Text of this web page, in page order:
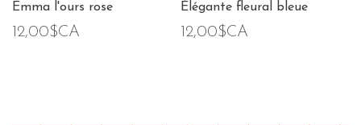
Emma l'ours rose
12,00$CA
Élégante fleural bleue
12,00$CA